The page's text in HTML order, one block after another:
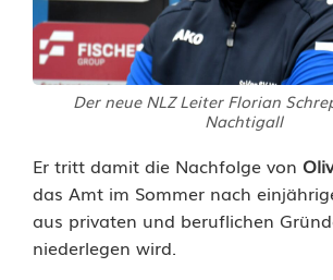
a
g
a
Der neue NLZ Leiter Florian
Nachtigall
Er tritt damit die Nachfolge von
das Amt im Sommer nach
aus privaten und beruflichen
niederlegen wird.